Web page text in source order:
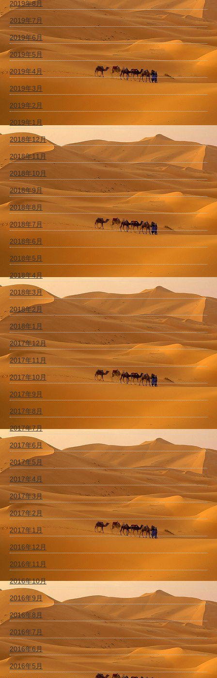
2019年8月
2019年7月
2019年6月
2019年5月
2019年4月
2019年3月
2019年2月
2019年1月
2018年12月
2018年11月
2018年10月
2018年9月
2018年8月
2018年7月
2018年6月
2018年5月
2018年4月
2018年3月
2018年2月
2018年1月
2017年12月
2017年11月
2017年10月
2017年9月
2017年8月
2017年7月
2017年6月
2017年5月
2017年4月
2017年3月
2017年2月
2017年1月
2016年12月
2016年11月
2016年10月
2016年9月
2016年8月
2016年7月
2016年6月
2016年5月